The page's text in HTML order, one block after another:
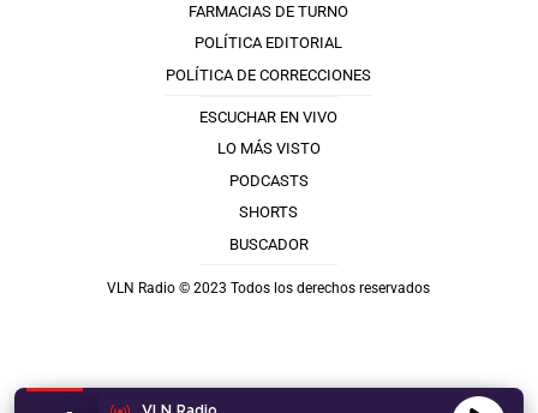
FARMACIAS DE TURNO
POLÍTICA EDITORIAL
POLÍTICA DE CORRECCIONES
ESCUCHAR EN VIVO
LO MÁS VISTO
PODCASTS
SHORTS
BUSCADOR
VLN Radio © 2023 Todos los derechos reservados